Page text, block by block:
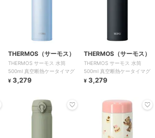
THERMOS（サーモス）
THERMOS サーモス 水筒
500ml 真空断熱ケータイマグ
¥ 3,279
THERMOS（サーモス）
THERMOS サーモス 水筒
500ml 真空断熱ケータイマグ
¥ 3,279